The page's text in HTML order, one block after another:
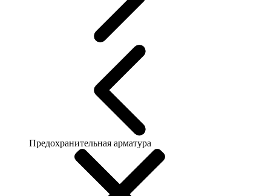
Предохранительная арматура